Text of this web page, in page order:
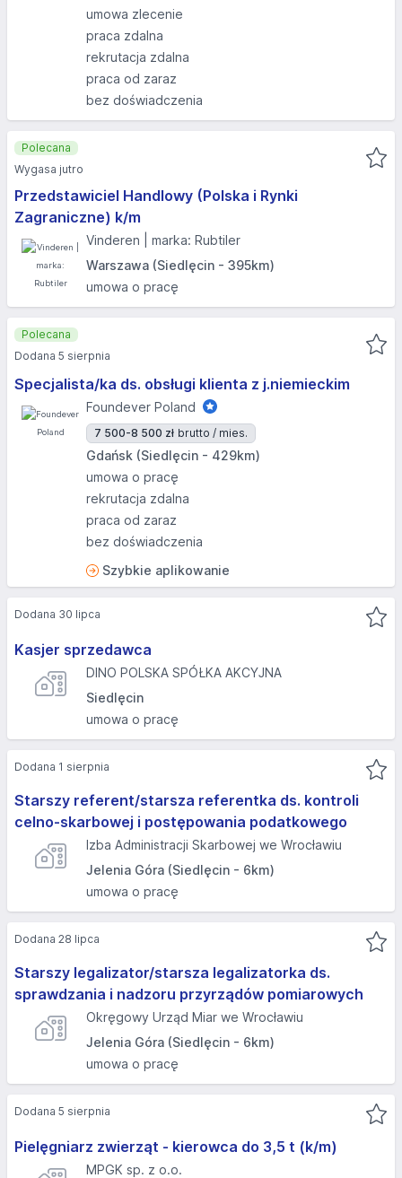
umowa zlecenie
praca zdalna
rekrutacja zdalna
praca od zaraz
bez doświadczenia
Przedstawiciel Handlowy (Polska i Rynki
Zagraniczne) k/m
Vinderen | marka: Rubtiler
Warszawa (Siedlęcin - 395km)
umowa o pracę
Polecana
Wygasa jutro
Specjalista/ka ds. obsługi klienta z j.niemieckim
Foundever Poland
7 500-8 500 zł brutto / mies.
Gdańsk (Siedlęcin - 429km)
umowa o pracę
rekrutacja zdalna
praca od zaraz
bez doświadczenia
Szybkie aplikowanie
Polecana
Dodana 5 sierpnia
Kasjer sprzedawca
DINO POLSKA SPÓŁKA AKCYJNA
Siedlęcin
umowa o pracę
Dodana 30 lipca
Starszy referent/starsza referentka ds. kontroli
celno-skarbowej i postępowania podatkowego
Izba Administracji Skarbowej we Wrocławiu
Jelenia Góra (Siedlęcin - 6km)
umowa o pracę
Dodana 1 sierpnia
Starszy legalizator/starsza legalizatorka ds.
sprawdzania i nadzoru przyrządów pomiarowych
Okręgowy Urząd Miar we Wrocławiu
Jelenia Góra (Siedlęcin - 6km)
umowa o pracę
Dodana 28 lipca
Pielęgniarz zwierząt - kierowca do 3,5 t (k/m)
MPGK sp. z o.o.
Dodana 5 sierpnia